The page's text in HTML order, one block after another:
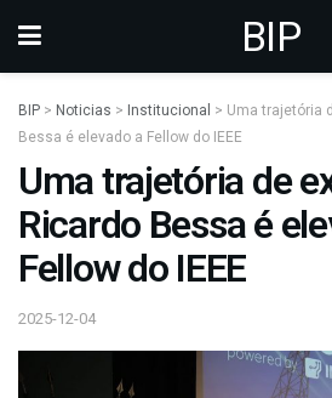
BIP
BIP > Noticias > Institucional > Uma trajetória
Bessa é elevado a Fellow do IEEE
Uma trajetória de
Ricardo Bessa é
Fellow do IEEE
2025-12-04